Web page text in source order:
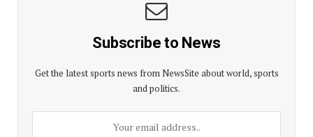
Subscribe to News
Get the latest sports news from NewsSite about world, sports
and politics.